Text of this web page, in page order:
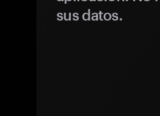
sus datos.